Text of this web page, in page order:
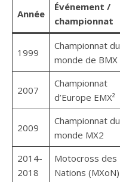
Année
Événement /
championnat
1999
Championnat du
monde de BMX
2007
Championnat
d’Europe EMX²
2009
Championnat du
monde MX2
2014-
2018
Motocross des
Nations (MXoN)